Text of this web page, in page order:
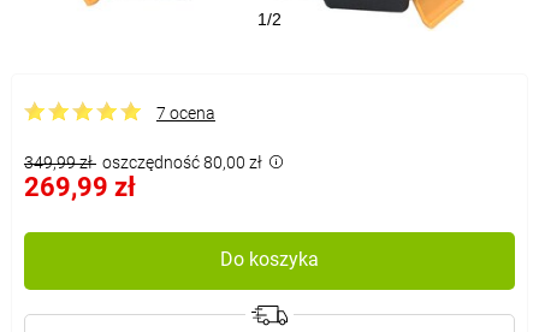
1/2
7 ocena
349,99 zł oszczędność 80,00 zł
269,99 zł
Do koszyka